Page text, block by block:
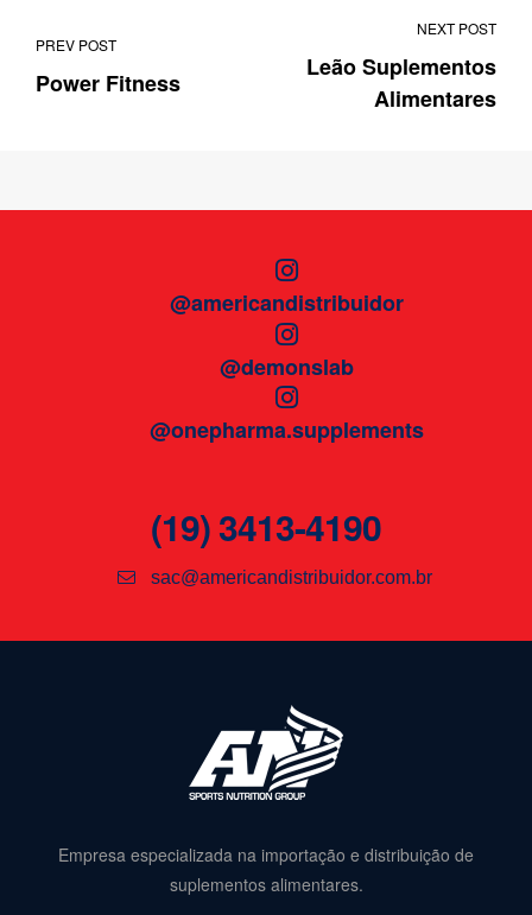
PREV POST
Power Fitness
NEXT POST
Leão Suplementos
Alimentares
@americandistribuidor
@demonslab
@onepharma.supplements
(19) 3413-4190
sac@americandistribuidor.com.br
Empresa especializada na importação e distribuição de
suplementos alimentares.